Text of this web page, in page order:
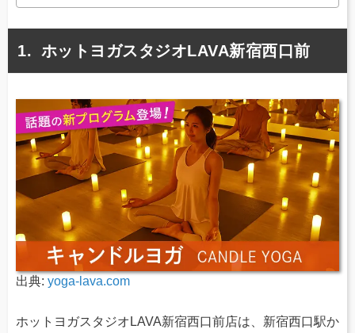
ホットヨガスタジオLAVA新宿西口前
出典: yoga-lava.com
ホットヨガスタジオLAVA新宿西口前店は、新宿西口駅か